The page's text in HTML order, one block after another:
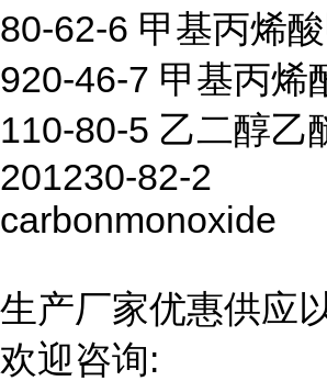
80-62-6 甲基丙烯
920-46-7 甲基丙烯
110-80-5 乙二醇乙
201230-82-2
carbonmonoxide
生产厂家优惠供应
欢迎咨询: